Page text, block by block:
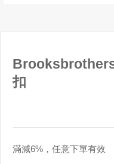
扣
滿減6%，任意下單有效